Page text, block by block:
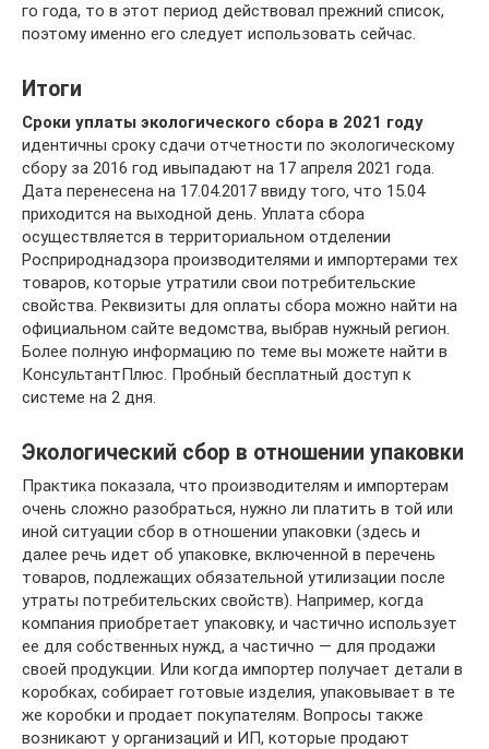
го года, то в этот период действовал прежний список,
поэтому именно его следует использовать сейчас.
Итоги
Сроки уплаты экологического сбора в 2021 году
идентичны сроку сдачи отчетности по экологическому
сбору за 2016 год ивыпадают на 17 апреля 2021 года.
Дата перенесена на 17.04.2017 ввиду того, что 15.04
приходится на выходной день. Уплата сбора
осуществляется в территориальном отделении
Росприроднадзора производителями и импортерами тех
товаров, которые утратили свои потребительские
свойства. Реквизиты для оплаты сбора можно найти на
официальном сайте ведомства, выбрав нужный регион.
Более полную информацию по теме вы можете найти в
КонсультантПлюс. Пробный бесплатный доступ к
системе на 2 дня.
Экологический сбор в отношении упаковки
Практика показала, что производителям и импортерам
очень сложно разобраться, нужно ли платить в той или
иной ситуации сбор в отношении упаковки (здесь и
далее речь идет об упаковке, включенной в перечень
товаров, подлежащих обязательной утилизации после
утраты потребительских свойств). Например, когда
компания приобретает упаковку, и частично использует
ее для собственных нужд, а частично — для продажи
своей продукции. Или когда импортер получает детали в
коробках, собирает готовые изделия, упаковывает в те
же коробки и продает покупателям. Вопросы также
возникают у организаций и ИП, которые продают